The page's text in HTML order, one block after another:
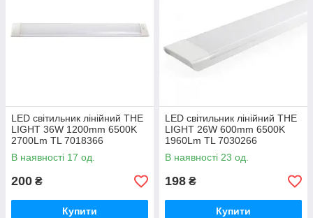
LED світильник лінійний THE
LIGHT 36W 1200mm 6500K
2700Lm TL 7018366
В наявності 17 од.
200 ₴
Купити
LED світильник лінійний THE
LIGHT 26W 600mm 6500K
1960Lm TL 7030266
В наявності 23 од.
198 ₴
Купити